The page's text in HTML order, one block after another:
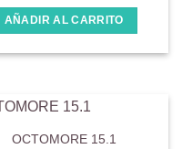
AÑADIR AL CARRITO
OCTOMORE 15.1